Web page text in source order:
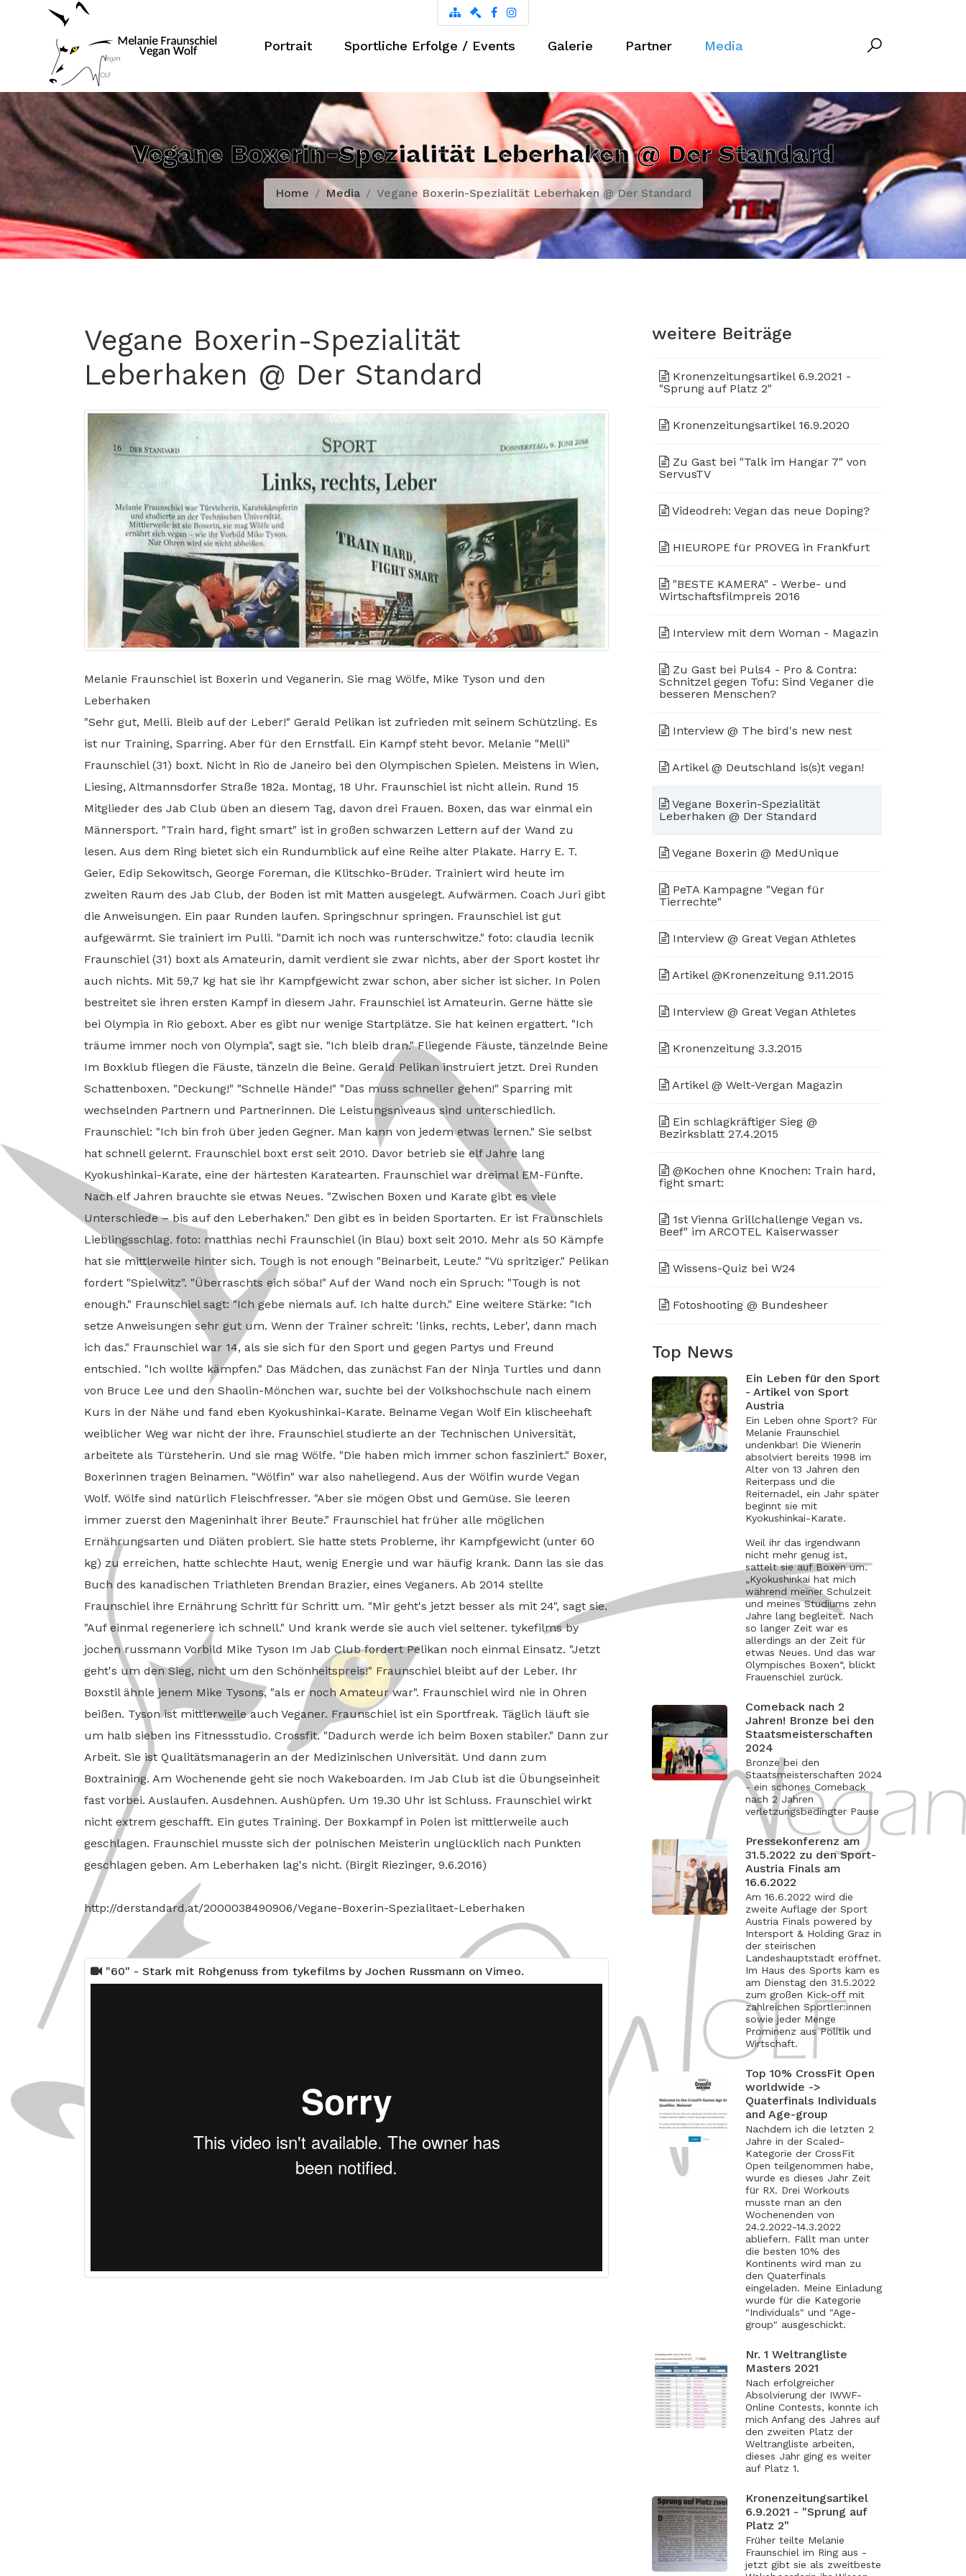
Portrait Sportliche Erfolge / Events Galerie Partner Media
Vegane Boxerin-Spezialität Leberhaken @ Der Standard
Home Media Vegane Boxerin-Spezialität Leberhaken @ Der Standard
Vegane Boxerin-Spezialität
Leberhaken @ Der Standard
Melanie Fraunschiel ist Boxerin und Veganerin. Sie mag Wölfe, Mike Tyson und den
Leberhaken
"Sehr gut, Melli. Bleib auf der Leber!" Gerald Pelikan ist zufrieden mit seinem Schützling. Es
ist nur Training, Sparring. Aber für den Ernstfall. Ein Kampf steht bevor. Melanie "Melli"
Fraunschiel (31) boxt. Nicht in Rio de Janeiro bei den Olympischen Spielen. Meistens in Wien,
Liesing, Altmannsdorfer Straße 182a. Montag, 18 Uhr. Fraunschiel ist nicht allein. Rund 15
Mitglieder des Jab Club üben an diesem Tag, davon drei Frauen. Boxen, das war einmal ein
Männersport. "Train hard, fight smart" ist in großen schwarzen Lettern auf der Wand zu
lesen. Aus dem Ring bietet sich ein Rundumblick auf eine Reihe alter Plakate. Harry E. T.
Geier, Edip Sekowitsch, George Foreman, die Klitschko-Brüder. Trainiert wird heute im
zweiten Raum des Jab Club, der Boden ist mit Matten ausgelegt. Aufwärmen. Coach Juri gibt
die Anweisungen. Ein paar Runden laufen. Springschnur springen. Fraunschiel ist gut
aufgewärmt. Sie trainiert im Pulli. "Damit ich noch was runterschwitze." foto: claudia lecnik
Fraunschiel (31) boxt als Amateurin, damit verdient sie zwar nichts, aber der Sport kostet ihr
auch nichts. Mit 59,7 kg hat sie ihr Kampfgewicht zwar schon, aber sicher ist sicher. In Polen
bestreitet sie ihren ersten Kampf in diesem Jahr. Fraunschiel ist Amateurin. Gerne hätte sie
bei Olympia in Rio geboxt. Aber es gibt nur wenige Startplätze. Sie hat keinen ergattert. "Ich
träume immer noch von Olympia", sagt sie. "Ich bleib dran." Fliegende Fäuste, tänzelnde Beine
Im Boxklub fliegen die Fäuste, tänzeln die Beine. Gerald Pelikan instruiert jetzt. Drei Runden
Schattenboxen. "Deckung!" "Schnelle Hände!" "Das muss schneller gehen!" Sparring mit
wechselnden Partnern und Partnerinnen. Die Leistungsniveaus sind unterschiedlich.
Fraunschiel: "Ich bin froh über jeden Gegner. Man kann von jedem etwas lernen." Sie selbst
hat schnell gelernt. Fraunschiel boxt erst seit 2010. Davor betrieb sie elf Jahre lang
Kyokushinkai-Karate, eine der härtesten Karatearten. Fraunschiel war dreimal EM-Fünfte.
Nach elf Jahren brauchte sie etwas Neues. "Zwischen Boxen und Karate gibt es viele
Unterschiede – bis auf den Leberhaken." Den gibt es in beiden Sportarten. Er ist Fraunschiels
Lieblingsschlag. foto: matthias nechi Fraunschiel (in Blau) boxt seit 2010. Mehr als 50 Kämpfe
hat sie mittlerweile hinter sich. Tough is not enough "Beinarbeit, Leute." "Vü spritziger." Pelikan
fordert "Spielwitz". "Überraschts eich söba!" Auf der Wand noch ein Spruch: "Tough is not
enough." Fraunschiel sagt: "Ich gebe niemals auf. Ich halte durch." Eine weitere Stärke: "Ich
setze Anweisungen sehr gut um. Wenn der Trainer schreit: 'links, rechts, Leber', dann mach
ich das." Fraunschiel war 14, als sie sich für den Sport und gegen Partys und Freund
entschied. "Ich wollte kämpfen." Das Mädchen, das zunächst Fan der Ninja Turtles und dann
von Bruce Lee und den Shaolin-Mönchen war, suchte bei der Volkshochschule nach einem
Kurs in der Nähe und fand eben Kyokushinkai-Karate. Beiname Vegan Wolf Ein klischeehaft
weiblicher Weg war nicht der ihre. Fraunschiel studierte an der Technischen Universität,
arbeitete als Türsteherin. Und sie mag Wölfe. "Die haben mich immer schon fasziniert." Boxer,
Boxerinnen tragen Beinamen. "Wölfin" war also naheliegend. Aus der Wölfin wurde Vegan
Wolf. Wölfe sind natürlich Fleischfresser. "Aber sie mögen Obst und Gemüse. Sie leeren
immer zuerst den Mageninhalt ihrer Beute." Fraunschiel hat früher alle möglichen
Ernährungsarten und Diäten probiert. Sie hatte stets Probleme, ihr Kampfgewicht (unter 60
kg) zu erreichen, hatte schlechte Haut, wenig Energie und war häufig krank. Dann las sie das
Buch des kanadischen Triathleten Brendan Brazier, eines Veganers. Ab 2014 stellte
Fraunschiel ihre Ernährung Schritt für Schritt um. "Mir geht's jetzt besser als mit 24", sagt sie.
"Auf einmal regeneriere ich schnell." Und krank werde sie auch viel seltener. tykefilms by
jochen russmann Vorbild Mike Tyson Im Jab Club fordert Pelikan noch einmal Einsatz. "Jetzt
geht's um den Sieg, nicht um den Schönheitspreis!" Fraunschiel bleibt auf der Leber. Ihr
Boxstil ähnle jenem Mike Tysons, "als er noch Amateur war". Fraunschiel wird nie in Ohren
beißen. Tyson ist mittlerweile auch Veganer. Fraunschiel ist ein Sportfreak. Täglich läuft sie
um halb sieben ins Fitnessstudio. Crossfit. "Dadurch werde ich beim Boxen stabiler." Dann zur
Arbeit. Sie ist Qualitätsmanagerin an der Medizinischen Universität. Und dann zum
Boxtraining. Am Wochenende geht sie noch Wakeboarden. Im Jab Club ist die Übungseinheit
fast vorbei. Auslaufen. Ausdehnen. Aushüpfen. Um 19.30 Uhr ist Schluss. Fraunschiel wirkt
nicht extrem geschafft. Ein gutes Training. Der Boxkampf in Polen ist mittlerweile auch
geschlagen. Fraunschiel musste sich der polnischen Meisterin unglücklich nach Punkten
geschlagen geben. Am Leberhaken lag's nicht. (Birgit Riezinger, 9.6.2016)
http://derstandard.at/2000038490906/Vegane-Boxerin-Spezialitaet-Leberhaken
"60" - Stark mit Rohgenuss from tykefilms by Jochen Russmann on Vimeo.
weitere Beiträge
Kronenzeitungsartikel 6.9.2021 -
"Sprung auf Platz 2"
Kronenzeitungsartikel 16.9.2020
Zu Gast bei "Talk im Hangar 7" von
ServusTV
Videodreh: Vegan das neue Doping?
HIEUROPE für PROVEG in Frankfurt
"BESTE KAMERA" - Werbe- und
Wirtschaftsfilmpreis 2016
Interview mit dem Woman - Magazin
Zu Gast bei Puls4 - Pro & Contra:
Schnitzel gegen Tofu: Sind Veganer die
besseren Menschen?
Interview @ The bird's new nest
Artikel @ Deutschland is(s)t vegan!
Vegane Boxerin-Spezialität
Leberhaken @ Der Standard
Vegane Boxerin @ MedUnique
PeTA Kampagne "Vegan für
Tierrechte"
Interview @ Great Vegan Athletes
Artikel @Kronenzeitung 9.11.2015
Interview @ Great Vegan Athletes
Kronenzeitung 3.3.2015
Artikel @ Welt-Vergan Magazin
Ein schlagkräftiger Sieg @
Bezirksblatt 27.4.2015
@Kochen ohne Knochen: Train hard,
fight smart:
1st Vienna Grillchallenge Vegan vs.
Beef" im ARCOTEL Kaiserwasser
Wissens-Quiz bei W24
Fotoshooting @ Bundesheer
Top News
Ein Leben für den Sport
- Artikel von Sport
Austria
Ein Leben ohne Sport? Für
Melanie Fraunschiel
undenkbar! Die Wienerin
absolviert bereits 1998 im
Alter von 13 Jahren den
Reiterpass und die
Reiternadel, ein Jahr später
beginnt sie mit
Kyokushinkai-Karate.
Weil ihr das irgendwann
nicht mehr genug ist,
sattelt sie auf Boxen um.
„Kyokushinkai hat mich
während meiner Schulzeit
und meines Studiums zehn
Jahre lang begleitet. Nach
so langer Zeit war es
allerdings an der Zeit für
etwas Neues. Und das war
Olympisches Boxen“, blickt
Frauenschiel zurück.
Comeback nach 2
Jahren! Bronze bei den
Staatsmeisterschaften
2024
Bronze bei den
Staatsmeisterschaften 2024
- ein schönes Comeback
nach 2 Jahren
verletzungsbedingter Pause
Pressekonferenz am
31.5.2022 zu den Sport-
Austria Finals am
16.6.2022
Am 16.6.2022 wird die
zweite Auflage der Sport
Austria Finals powered by
Intersport & Holding Graz in
der steirischen
Landeshauptstadt eröffnet.
Im Haus des Sports kam es
am Dienstag den 31.5.2022
zum großen Kick-off mit
zahlreichen Sportler:innen
sowie jeder Menge
Prominenz aus Politik und
Wirtschaft.
Top 10% CrossFit Open
worldwide ->
Quaterfinals Individuals
and Age-group
Nachdem ich die letzten 2
Jahre in der Scaled-
Kategorie der CrossFit
Open teilgenommen habe,
wurde es dieses Jahr Zeit
für RX. Drei Workouts
musste man an den
Wochenenden von
24.2.2022-14.3.2022
abliefern. Fällt man unter
die besten 10% des
Kontinents wird man zu
den Quaterfinals
eingeladen. Meine Einladung
wurde für die Kategorie
"Individuals" und "Age-
group" ausgeschickt.
Nr. 1 Weltrangliste
Masters 2021
Nach erfolgreicher
Absolvierung der IWWF-
Online Contests, konnte ich
mich Anfang des Jahres auf
den zweiten Platz der
Weltrangliste arbeiten,
dieses Jahr ging es weiter
auf Platz 1.
Kronenzeitungsartikel
6.9.2021 - "Sprung auf
Platz 2"
Früher teilte Melanie
Fraunschiel im Ring aus -
jetzt gibt sie als zweitbeste